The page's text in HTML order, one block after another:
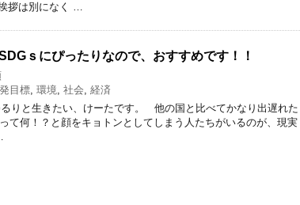
拶は別になく …
ｓにぴったりなので、おすすめです！！
目標, 環境, 社会, 経済
りと生きたい、けーたです。 他の国と比べてかなり出遅れた
て何！？と顔をキョトンとしてしまう人たちがいるのが、現実